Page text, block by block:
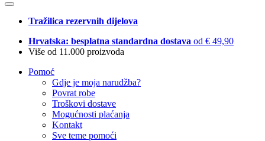
Tražilica rezervnih dijelova
Hrvatska: besplatna standardna dostava od € 49,90
Više od 11.000 proizvoda
Pomoć
Gdje je moja narudžba?
Povrat robe
Troškovi dostave
Mogućnosti plaćanja
Kontakt
Sve teme pomoći